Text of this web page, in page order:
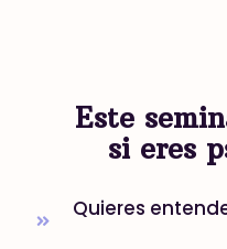
Este
si eres
Quieres